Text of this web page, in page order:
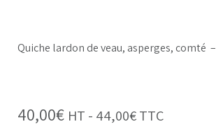
Quiche lardon de veau, asperges, comté –
40,00€ HT - 44,00€TTC